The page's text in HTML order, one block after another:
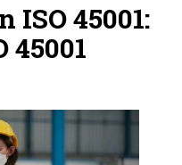
ISO 45001:
45001